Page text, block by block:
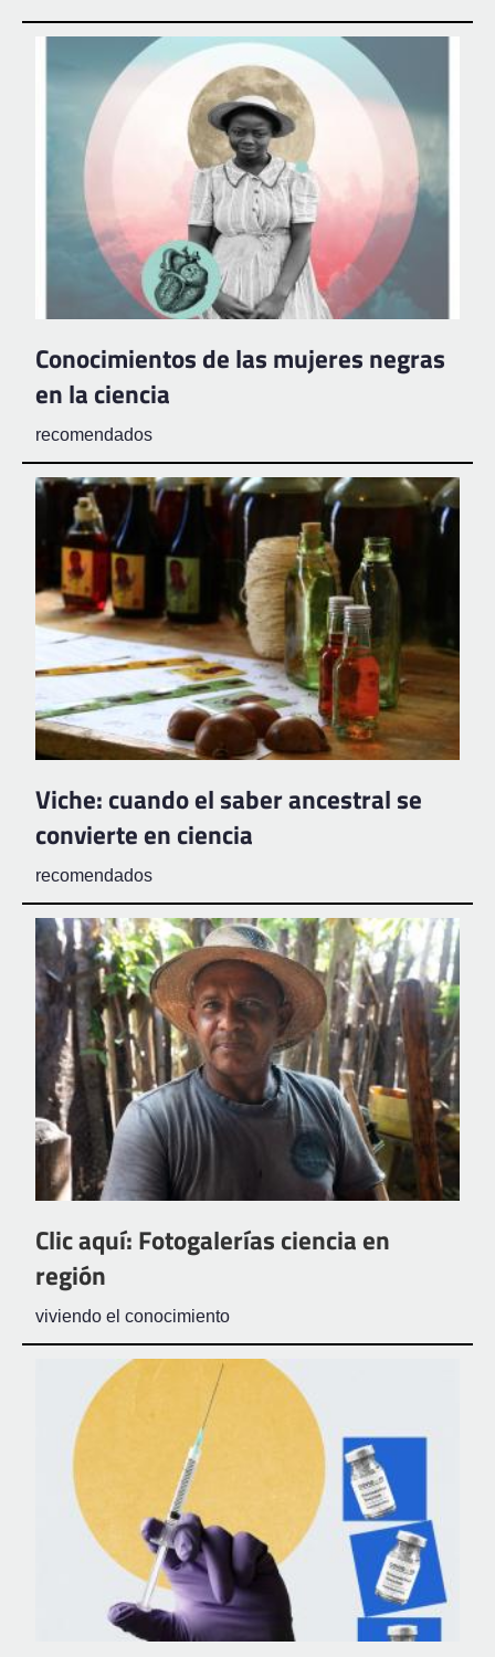
Conocimientos de las mujeres negras
en la ciencia
recomendados
Viche: cuando el saber ancestral se
convierte en ciencia
recomendados
Clic aquí: Fotogalerías ciencia en
región
viviendo el conocimiento